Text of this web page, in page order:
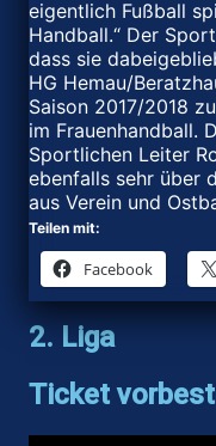
eigentlich Fußball
Handball.“ Der
dass sie
HG Hemau/
Saison 2017/2018
im Frauenhandball.
Sportlichen Leiter
ebenfalls sehr über
aus Verein und
Teilen mit:
Facebook
2. Liga
Ticket